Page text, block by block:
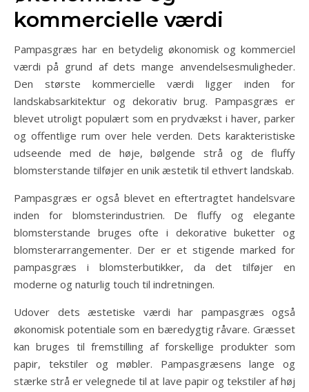
kommercielle værdi
Pampasgræs har en betydelig økonomisk og kommerciel
værdi på grund af dets mange anvendelsesmuligheder.
Den største kommercielle værdi ligger inden for
landskabsarkitektur og dekorativ brug. Pampasgræs er
blevet utroligt populært som en prydvækst i haver, parker
og offentlige rum over hele verden. Dets karakteristiske
udseende med de høje, bølgende strå og de fluffy
blomsterstande tilføjer en unik æstetik til ethvert landskab.
Pampasgræs er også blevet en eftertragtet handelsvare
inden for blomsterindustrien. De fluffy og elegante
blomsterstande bruges ofte i dekorative buketter og
blomsterarrangementer. Der er et stigende marked for
pampasgræs i blomsterbutikker, da det tilføjer en
moderne og naturlig touch til indretningen.
Udover dets æstetiske værdi har pampasgræs også
økonomisk potentiale som en bæredygtig råvare. Græsset
kan bruges til fremstilling af forskellige produkter som
papir, tekstiler og møbler. Pampasgræsens lange og
stærke strå er velegnede til at lave papir og tekstiler af høj